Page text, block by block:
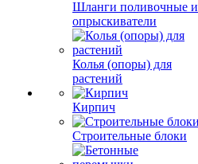
Шланги поливочные и
опрыскиватели
Колья (опоры) для
растений
Кирпич
Строительные блоки